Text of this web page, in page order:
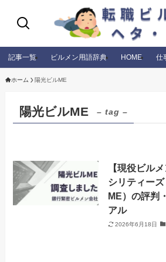
記事一覧 ビルメン用語辞典 HOME 仕
ホーム 陽光ビルME
陽光ビルME – tag –
【現役ビル
シリティー
ME）の評判
アル
2026年6月18日